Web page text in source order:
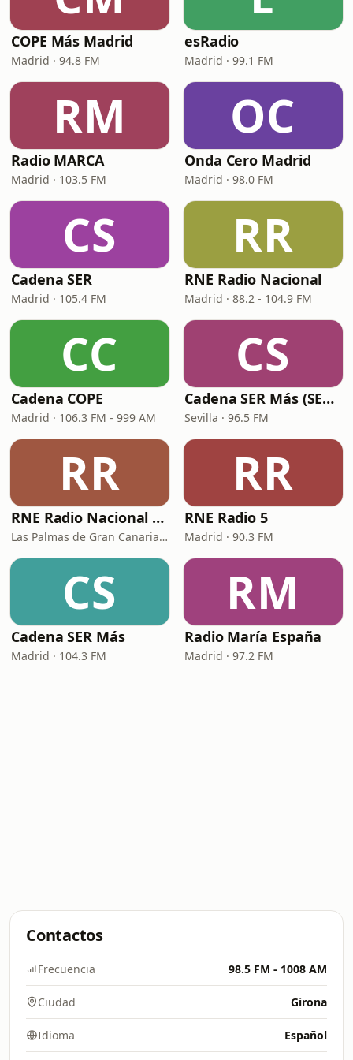
COPE Más Madrid
Madrid · 94.8 FM
esRadio
Madrid · 99.1 FM
RM
Radio MARCA
Madrid · 103.5 FM
OC
Onda Cero Madrid
Madrid · 98.0 FM
CS
Cadena SER
Madrid · 105.4 FM
RR
RNE Radio Nacional
Madrid · 88.2 - 104.9 FM
CC
Cadena COPE
Madrid · 106.3 FM - 999 AM
CS
Cadena SER Más (SER+ Sevilla)
Sevilla · 96.5 FM
RR
RNE Radio Nacional - Canarias
Las Palmas de Gran Canaria · 92.8 FM
RR
RNE Radio 5
Madrid · 90.3 FM
CS
Cadena SER Más
Madrid · 104.3 FM
RM
Radio María España
Madrid · 97.2 FM
Contactos
Frecuencia 98.5 FM - 1008 AM
Ciudad Girona
Idioma Español